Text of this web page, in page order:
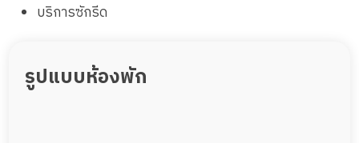
บริการซักรีด
รูปแบบห้องพัก